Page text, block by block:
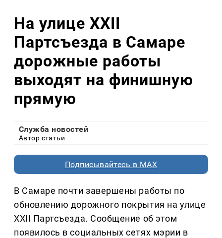
На улице XXII
Партсъезда в Самаре
дорожные работы
выходят на финишную
прямую
Служба новостей
Автор статьи
Подписывайтесь в MAX
В Самаре почти завершены работы по
обновлению дорожного покрытия на улице
XXII Партсъезда. Сообщение об этом
появилось в социальных сетях мэрии в